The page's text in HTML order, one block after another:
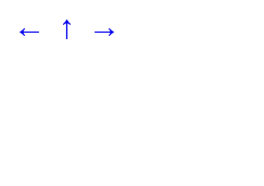
← ↑ →